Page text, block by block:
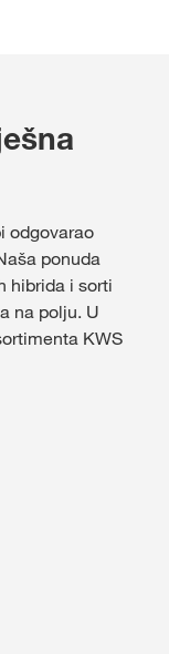
odgovarao
ponuda
hibrida i sorti
na polju. U
KWS